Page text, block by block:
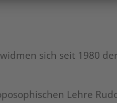
sich seit 1980
Lehre